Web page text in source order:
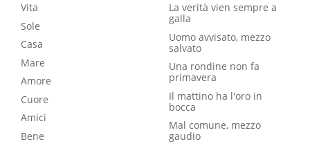
Vita
Sole
Casa
Mare
Amore
Cuore
Amici
Bene
La verità vien sempre a
galla
Uomo avvisato, mezzo
salvato
Una rondine non fa
primavera
Il mattino ha l'oro in
bocca
Mal comune, mezzo
gaudio